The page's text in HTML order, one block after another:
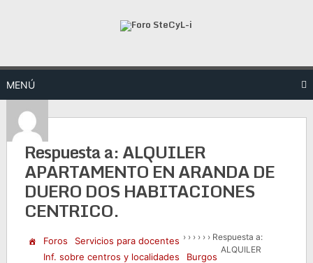
MENÚ
Respuesta a: ALQUILER
APARTAMENTO EN ARANDA DE
DUERO DOS HABITACIONES
CENTRICO.
›
Foros ›
Servicios para docentes ›
Inf. sobre centros y localidades
›
Burgos
› › Respuesta a:
ALQUILER